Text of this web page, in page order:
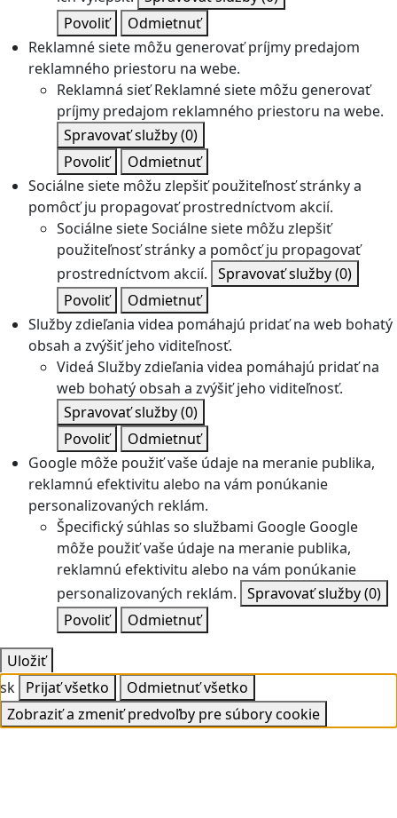
Povoliť
Odmietnuť
Reklamné siete môžu generovať príjmy predajom
reklamného priestoru na webe.
Reklamná sieť Reklamné siete môžu generovať
príjmy predajom reklamného priestoru na webe.
Spravovať služby(0)
Povoliť
Odmietnuť
Sociálne siete môžu zlepšiť použiteľnosť stránky a
pomôcť ju propagovať prostredníctvom akcií.
Sociálne sieteSociálne siete môžu zlepšiť
použiteľnosť stránky a pomôcť ju propagovať
prostredníctvom akcií. Spravovať služby(0)
Povoliť
Odmietnuť
Služby zdieľania videa pomáhajú pridať na web bohatý
obsah a zvýšiť jeho viditeľnosť.
Videá Služby zdieľania videa pomáhajú pridať na
web bohatý obsah a zvýšiť jeho viditeľnosť.
Spravovať služby(0)
Povoliť
Odmietnuť
Google môže použiť vaše údaje na meranie publika,
reklamnú efektivitu alebo na vám ponúkanie
personalizovaných reklám.
Špecifický súhlas so službami Google Google
môže použiť vaše údaje na meranie publika,
reklamnú efektivitu alebo na vám ponúkanie
personalizovaných reklám. Spravovať služby(0)
Povoliť
Odmietnuť
Uložiť
sk Prijať všetko
Odmietnuť všetko
Zobraziť a zmeniť predvoľby pre súbory cookie